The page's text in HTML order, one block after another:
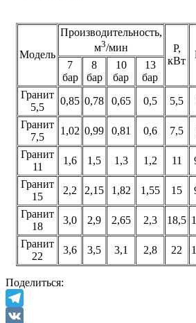
Модель
Производительность,
м3/мин
P,
кВт
7
бар
8
бар
10
бар
13
бар
Гранит
5,5
0,85 0,78 0,65 0,5 5,5
Гранит
7,5
1,02 0,99 0,81 0,6 7,5
Гранит
11
1,6 1,5 1,3 1,2 11
Гранит
15
2,2 2,15 1,82 1,55 15
Гранит
18
3,0 2,9 2,65 2,3 18,5
Гранит
22
3,6 3,5 3,1 2,8 22
Поделиться:
Telegram